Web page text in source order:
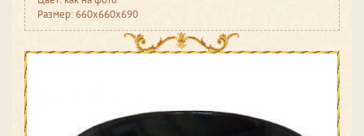
Размер: 660x660x690